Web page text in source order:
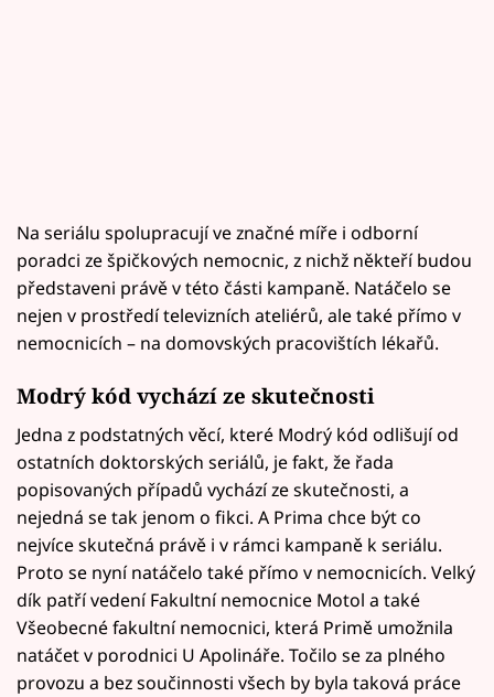
Na seriálu spolupracují ve značné míře i odborní
poradci ze špičkových nemocnic, z nichž někteří budou
představeni právě v této části kampaně. Natáčelo se
nejen v prostředí televizních ateliérů, ale také přímo v
nemocnicích – na domovských pracovištích lékařů.
Modrý kód vychází ze skutečnosti
Jedna z podstatných věcí, které Modrý kód odlišují od
ostatních doktorských seriálů, je fakt, že řada
popisovaných případů vychází ze skutečnosti, a
nejedná se tak jenom o fikci. A Prima chce být co
nejvíce skutečná právě i v rámci kampaně k seriálu.
Proto se nyní natáčelo také přímo v nemocnicích. Velký
dík patří vedení Fakultní nemocnice Motol a také
Všeobecné fakultní nemocnici, která Primě umožnila
natáčet v porodnici U Apolináře. Točilo se za plného
provozu a bez součinnosti všech by byla taková práce